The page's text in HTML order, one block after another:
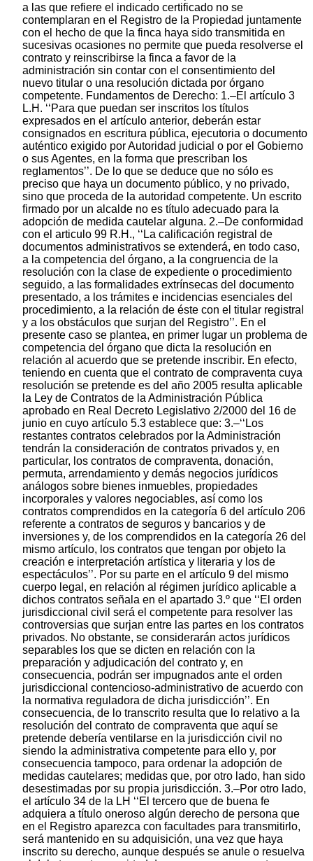
a las que refiere el indicado certificado no se
contemplaran en el Registro de la Propiedad juntamente
con el hecho de que la finca haya sido transmitida en
sucesivas ocasiones no permite que pueda resolverse el
contrato y reinscribirse la finca a favor de la
administración sin contar con el consentimiento del
nuevo titular o una resolución dictada por órgano
competente. Fundamentos de Derecho: 1.–El artículo 3
L.H. ‘‘Para que puedan ser inscritos los títulos
expresados en el artículo anterior, deberán estar
consignados en escritura pública, ejecutoria o documento
auténtico exigido por Autoridad judicial o por el Gobierno
o sus Agentes, en la forma que prescriban los
reglamentos’’. De lo que se deduce que no sólo es
preciso que haya un documento público, y no privado,
sino que proceda de la autoridad competente. Un escrito
firmado por un alcalde no es título adecuado para la
adopción de medida cautelar alguna. 2.–De conformidad
con el articulo 99 R.H., ‘‘La calificación registral de
documentos administrativos se extenderá, en todo caso,
a la competencia del órgano, a la congruencia de la
resolución con la clase de expediente o procedimiento
seguido, a las formalidades extrínsecas del documento
presentado, a los trámites e incidencias esenciales del
procedimiento, a la relación de éste con el titular registral
y a los obstáculos que surjan del Registro’’. En el
presente caso se plantea, en primer lugar un problema de
competencia del órgano que dicta la resolución en
relación al acuerdo que se pretende inscribir. En efecto,
teniendo en cuenta que el contrato de compraventa cuya
resolución se pretende es del año 2005 resulta aplicable
la Ley de Contratos de la Administración Pública
aprobado en Real Decreto Legislativo 2/2000 del 16 de
junio en cuyo artículo 5.3 establece que: 3.–‘‘Los
restantes contratos celebrados por la Administración
tendrán la consideración de contratos privados y, en
particular, los contratos de compraventa, donación,
permuta, arrendamiento y demás negocios jurídicos
análogos sobre bienes inmuebles, propiedades
incorporales y valores negociables, así como los
contratos comprendidos en la categoría 6 del artículo 206
referente a contratos de seguros y bancarios y de
inversiones y, de los comprendidos en la categoría 26 del
mismo artículo, los contratos que tengan por objeto la
creación e interpretación artística y literaria y los de
espectáculos’’. Por su parte en el artículo 9 del mismo
cuerpo legal, en relación al régimen jurídico aplicable a
dichos contratos señala en el apartado 3.º que ‘‘El orden
jurisdiccional civil será el competente para resolver las
controversias que surjan entre las partes en los contratos
privados. No obstante, se considerarán actos jurídicos
separables los que se dicten en relación con la
preparación y adjudicación del contrato y, en
consecuencia, podrán ser impugnados ante el orden
jurisdiccional contencioso-administrativo de acuerdo con
la normativa reguladora de dicha jurisdicción’’. En
consecuencia, de lo transcrito resulta que lo relativo a la
resolución del contrato de compraventa que aquí se
pretende debería ventilarse en la jurisdicción civil no
siendo la administrativa competente para ello y, por
consecuencia tampoco, para ordenar la adopción de
medidas cautelares; medidas que, por otro lado, han sido
desestimadas por su propia jurisdicción. 3.–Por otro lado,
el artículo 34 de la LH ‘‘El tercero que de buena fe
adquiera a título oneroso algún derecho de persona que
en el Registro aparezca con facultades para transmitirlo,
será mantenido en su adquisición, una vez que haya
inscrito su derecho, aunque después se anule o resuelva